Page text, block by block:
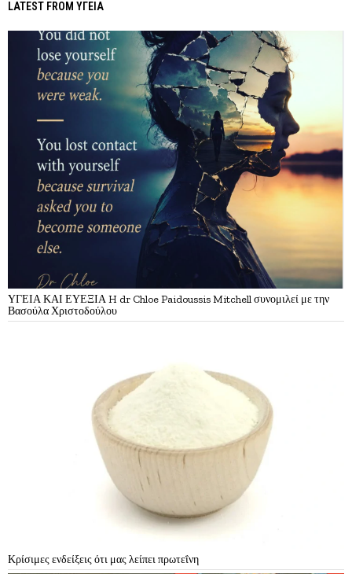
LATEST FROM ΥΓΕΙΑ
ΥΓΕΙΑ ΚΑΙ ΕΥΕΞΙΑ H dr Chloe Paidoussis Mitchell συνομιλεί με την
Βασούλα Χριστοδούλου
Κρίσιμες ενδείξεις ότι μας λείπει πρωτεΐνη